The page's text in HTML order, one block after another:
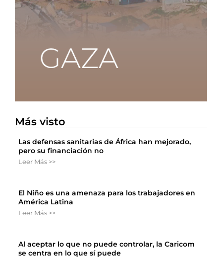
Más visto
Las defensas sanitarias de África han mejorado,
pero su financiación no
Leer Más >>
El Niño es una amenaza para los trabajadores en
América Latina
Leer Más >>
Al aceptar lo que no puede controlar, la Caricom
se centra en lo que sí puede